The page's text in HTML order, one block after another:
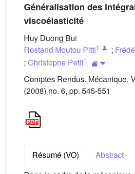
Généralisation des
viscoélasticité
Huy Duong Bui
Rostand Moutou Pitti1 ;
; Christophe Petit1
Comptes Rendus. Mécanique,
(2008) no. 6, pp. 545-551
Résumé (VO)
Abstract